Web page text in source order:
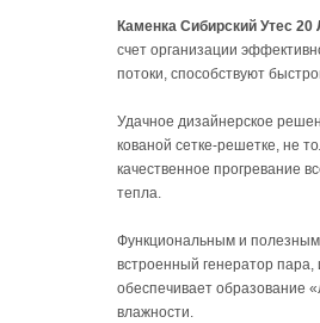
Каменка Сибирский Утес 20
счет организации
потоки, способствуют
Удачное дизайнерское
кованой сетке-решетке, не
качественное прогревание
тепла.
Функциональным и
встроенный генератор
обеспечивает образование
влажности.